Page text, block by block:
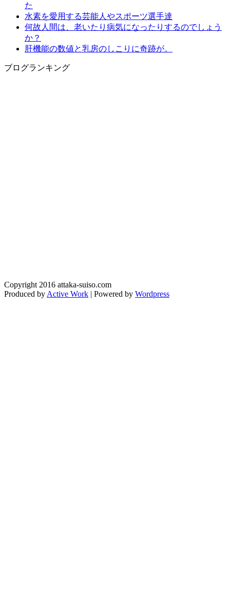
た
水素を愛用する芸能人やスポーツ選手達
何故人間は、老いたり病気になったりするのでしょう
か？
肝機能の数値と乳房のしこりに奇跡が。
ブログランキング
Copyright 2016 attaka-suiso.com
Produced by Active Work | Powered by Wordpress